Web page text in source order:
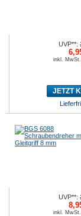
UVP**:
inkl.
JETZT
UVP**:
inkl.